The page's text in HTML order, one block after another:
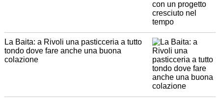
La Baita: a Rivoli una pasticceria a tutto
tondo dove fare anche una buona
colazione